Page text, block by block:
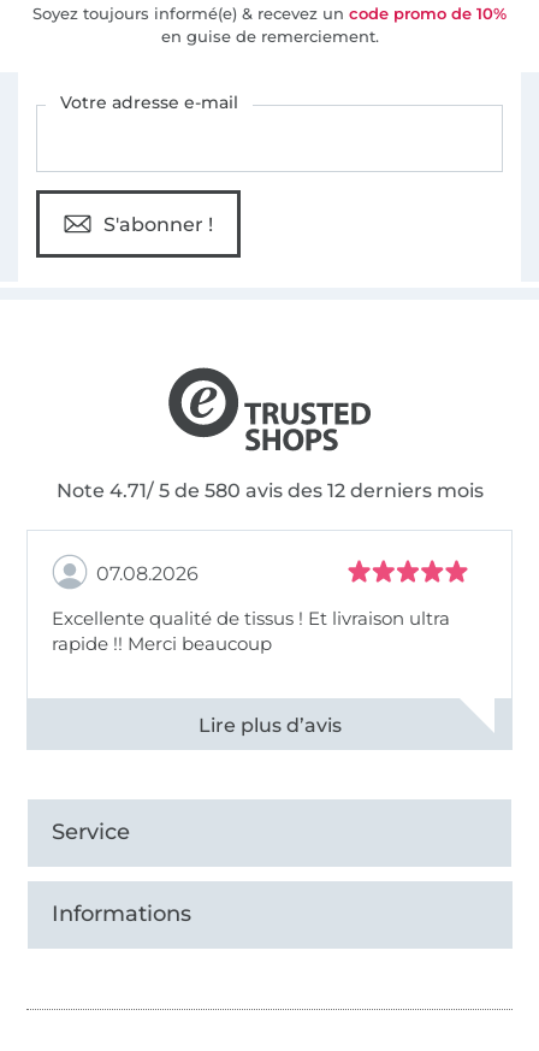
Soyez toujours informé(e) & recevez un code promo de 10%
en guise de remerciement.
Votre adresse e-mail
S'abonner !
Note 4.71/ 5 de 580 avis des 12 derniers mois
07.08.2026
Excellente qualité de tissus ! Et livraison ultra
rapide !! Merci beaucoup
Voir tous les 11496 commentaires
Service
Informations